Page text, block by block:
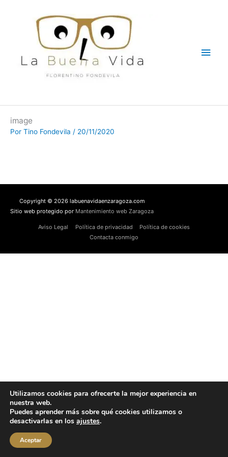
image
Por Tino Fondevila / 20/11/2020
Copyright © 2026 labuenavidaenzaragoza.com
Sitio web protegido por Mantenimiento web Zaragoza
Aviso Legal Política de privacidad
Política de cookies
Contacta conmigo
Utilizamos cookies para ofrecerte la mejor experiencia en
nuestra web.
Puedes aprender más sobre qué cookies utilizamos o
desactivarlas en los ajustes.
Aceptar